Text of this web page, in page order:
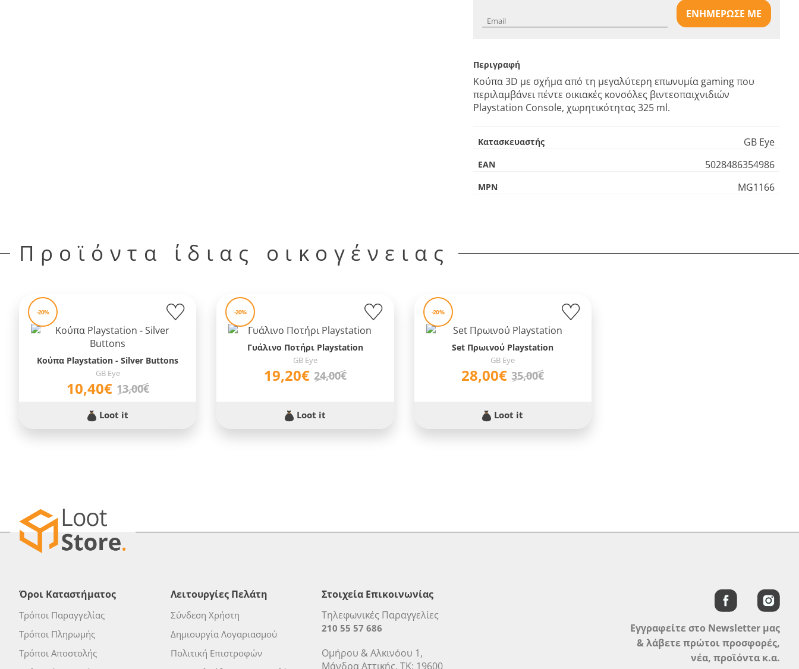
ΕΝΗΜΕΡΩΣΕ ΜΕ
Περιγραφή
Κούπα 3D με σχήμα από τη μεγαλύτερη επωνυμία gaming που
περιλαμβάνει πέντε οικιακές κονσόλες βιντεοπαιχνιδιών
Playstation Console, χωρητικότητας 325 ml.
Κατασκευαστής GB Eye
EAN 5028486354986
MPN MG1166
Προϊόντα ίδιας οικογένειας
-20%
Κούπα Playstation - Silver Buttons
GB Eye
10,40€ 13,00€
Loot it
-20%
Γυάλινο Ποτήρι Playstation
GB Eye
19,20€ 24,00€
Loot it
-20%
Set Πρωινού Playstation
GB Eye
28,00€ 35,00€
Loot it
Όροι Καταστήματος
Τρόποι Παραγγελίας
Τρόποι Πληρωμής
Τρόποι Αποστολής
Λειτουργίες Πελάτη
Σύνδεση Χρήστη
Δημιουργία Λογαριασμού
Πολιτική Επιστροφών
Στοιχεία Επικοινωνίας
Τηλεφωνικές Παραγγελίες
210 55 57 686
Ομήρου & Αλκινόου 1,
Μάνδρα Αττικής, ΤΚ: 19600
Εγγραφείτε στο Newsletter μας
& λάβετε πρώτοι προσφορές,
νέα, προϊόντα κ.α.